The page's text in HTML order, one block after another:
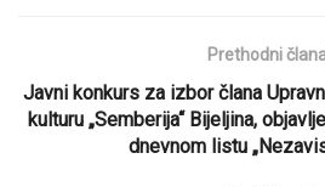
Prethodni
Javni konkurs za izbor člana
kulturu „Semberija“ Bijeljina,
dnevnom listu